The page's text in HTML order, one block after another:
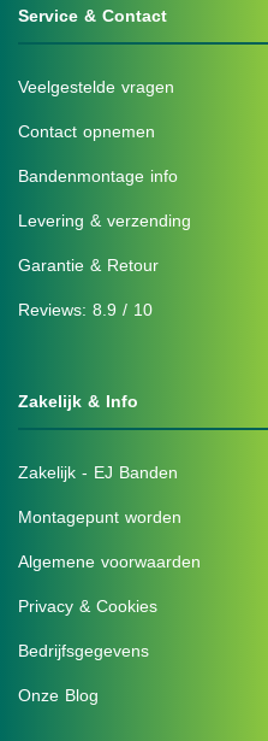
Service & Contact
Veelgestelde vragen
Contact opnemen
Bandenmontage info
Levering & verzending
Garantie & Retour
Reviews: 8.9 / 10
Zakelijk & Info
Zakelijk - EJ Banden
Montagepunt worden
Algemene voorwaarden
Privacy & Cookies
Bedrijfsgegevens
Onze Blog